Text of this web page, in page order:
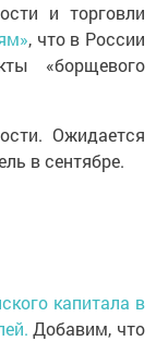
и торговли
, что в России
«борщевого
Ожидается
в сентябре.
капитала в
Добавим, что